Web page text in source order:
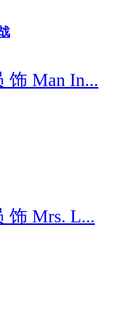
饰 Man In...
饰 Mrs. L...